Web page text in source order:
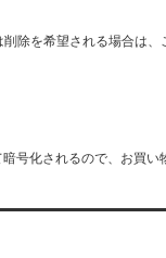
除を希望される場合は
化されるので、お買い